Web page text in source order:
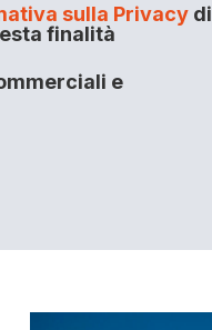
sulla Privacydi
finalità
e